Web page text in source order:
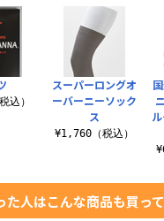
スーパーロングオ
ーバーニーソック
ス
¥1,760（税込）
込）
た人はこんな商品も買っ